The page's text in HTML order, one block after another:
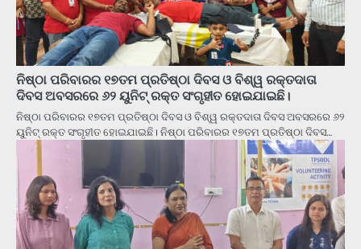
ନିଷ୍ଠା ପରିବାରର ୧୭ତମ ପ୍ରତିଷ୍ଠା ଦିବସ ଓ ବିଶ୍ୱ ରକ୍ତଦାତା
ଦିବସ ଅବସରରେ ୬୨ ୟୁନିଟ୍ ରକ୍ତ ସଂଗୃହୀତ ହୋଇଯାଇଛି।
ନିଷ୍ଠା ପରିବାରର ୧୭ତମ ପ୍ରତିଷ୍ଠା ଦିବସ ଓ ବିଶ୍ୱ ରକ୍ତଦାତା ଦିବସ ଅବସରରେ ୬୨
ୟୁନିଟ୍ ରକ୍ତ ସଂଗୃହୀତ ହୋଇଯାଇଛି। ନିଷ୍ଠା ପରିବାରର ୧୭ତମ ପ୍ରତିଷ୍ଠା ଦିବସ…